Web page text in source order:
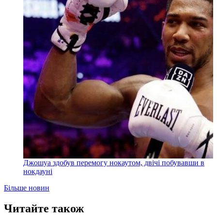
Джошуа здобув перемогу нокаутом, двічі побувавши в
нокдауні
Більше новин
Читайте також